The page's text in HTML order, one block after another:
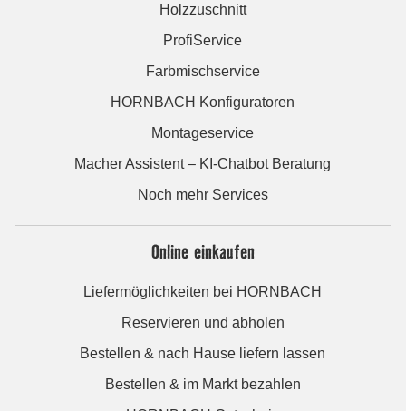
Holzzuschnitt
ProfiService
Farbmischservice
HORNBACH Konfiguratoren
Montageservice
Macher Assistent – KI-Chatbot Beratung
Noch mehr Services
Online einkaufen
Liefermöglichkeiten bei HORNBACH
Reservieren und abholen
Bestellen & nach Hause liefern lassen
Bestellen & im Markt bezahlen